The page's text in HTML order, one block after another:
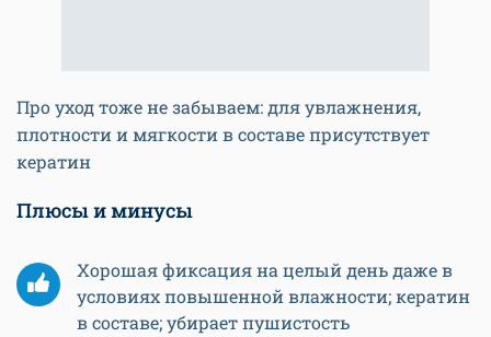
Про уход тоже не забываем: для увлажнения,
плотности и мягкости в составе присутствует
кератин
Плюсы и минусы
Хорошая фиксация на целый день даже в
условиях повышенной влажности; кератин
в составе; убирает пушистость